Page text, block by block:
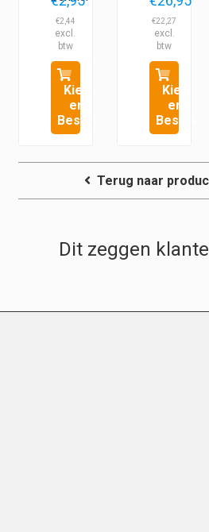
€2,44
Kies
en
Bestel
€22,27
Kies
en
Bestel
Terug naar
Dit zeggen